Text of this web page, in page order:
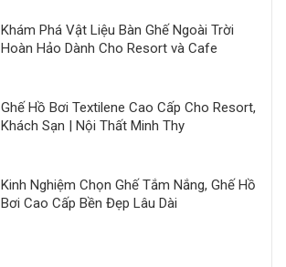
Khám Phá Vật Liệu Bàn Ghế Ngoài Trời
Hoàn Hảo Dành Cho Resort và Cafe
Ghế Hồ Bơi Textilene Cao Cấp Cho Resort,
Khách Sạn | Nội Thất Minh Thy
Kinh Nghiệm Chọn Ghế Tắm Nắng, Ghế Hồ
Bơi Cao Cấp Bền Đẹp Lâu Dài